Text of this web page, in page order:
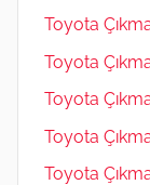
Toyota
Toyota
Toyota
Toyota
Toyota